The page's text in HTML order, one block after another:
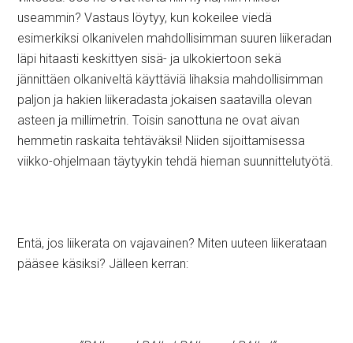
useammin? Vastaus löytyy, kun kokeilee viedä
esimerkiksi olkanivelen mahdollisimman suuren liikeradan
läpi hitaasti keskittyen sisä- ja ulkokiertoon sekä
jännittäen olkaniveltä käyttäviä lihaksia mahdollisimman
paljon ja hakien liikeradasta jokaisen saatavilla olevan
asteen ja millimetrin. Toisin sanottuna ne ovat aivan
hemmetin raskaita tehtäväksi! Niiden sijoittamisessa
viikko-ohjelmaan täytyykin tehdä hieman suunnittelutyötä.
Entä, jos liikerata on vajavainen? Miten uuteen liikerataan
pääsee käsiksi? Jälleen kerran: